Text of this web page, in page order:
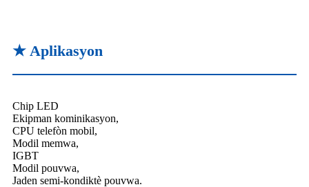
★ Aplikasyon
Chip LED
Ekipman kominikasyon,
CPU telefòn mobil,
Modil memwa,
IGBT
Modil pouvwa,
Jaden semi-kondiktè pouvwa.